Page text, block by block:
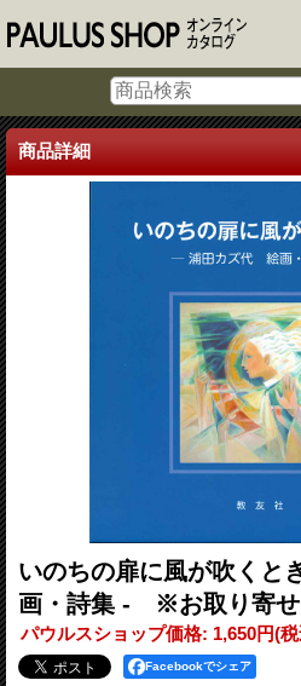
商品詳細
いのちの扉に風が吹く
画・詩集 - ※お取り寄
パウルスショップ価格: 1,650円(
Facebookでシェア